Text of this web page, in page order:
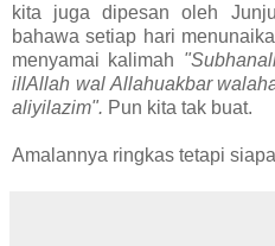
kita juga dipesan oleh
bahawa setiap hari
menyamai kalimah
illAllah wal Allahuakbar
aliyilazim". Pun kita tak buat.
Amalannya ringkas tetapi